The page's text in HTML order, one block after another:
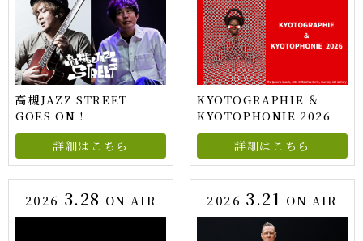
高槻JAZZ STREET
GOES ON !
詳細はこちら
KYOTOGRAPHIE ＆
KYOTOPHONIE 2026
詳細はこちら
2026 3.28 ON AIR 2026 3.21 ON AIR